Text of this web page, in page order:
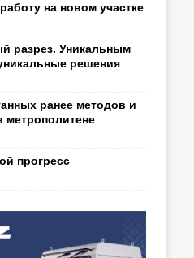
на новом участке
разрез. Уникальным
решения
ранее методов и
метрополитене
прогресс